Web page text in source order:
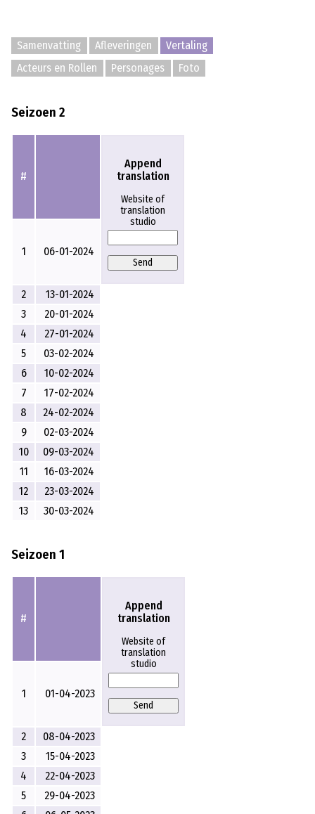
Samenvatting Afleveringen
Vertaling
Acteurs en Rollen
Personages Foto
Seizoen 2
#
Append
translation
Website of
translation
studio
Send
1 06-01-2024
2
13-01-2024
3
20-01-2024
4
27-01-2024
5
03-02-2024
6
10-02-2024
7
17-02-2024
8
24-02-2024
9
02-03-2024
10
09-03-2024
11
16-03-2024
12
23-03-2024
13
30-03-2024
Seizoen 1
#
Append
translation
Website of
translation
studio
Send
1 01-04-2023
2
08-04-2023
3
15-04-2023
4
22-04-2023
5
29-04-2023